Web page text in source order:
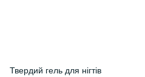
Твердий гель для нігтів